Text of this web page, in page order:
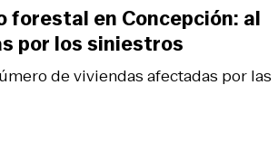
de viviendas afectadas por las
forestal en Concepción: al
por los siniestros